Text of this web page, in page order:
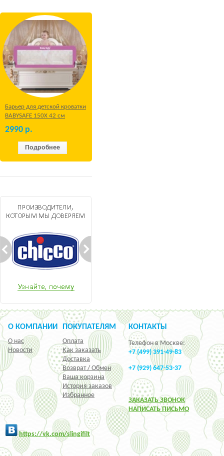
Барьер для детской кроватки
BABYSAFE 150Х 42 см
Бежевый
2990 р.
Подробнее
О КОМПАНИИ
О нас
Новости
ПОКУПАТЕЛЯМ
Оплата
Как заказать
Доставка
Возврат / Обмен
Ваша корзина
История заказов
Избранное
КОНТАКТЫ
Телефон в Москве:
+7 (499) 391-49-83
+7 (929) 647-53-37
ЗАКАЗАТЬ ЗВОНОК
НАПИСАТЬ ПИСЬМО
https://vk.com/slingifilt